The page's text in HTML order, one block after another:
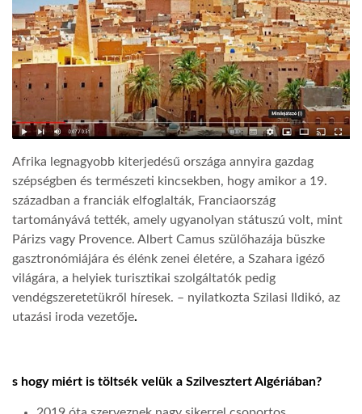
LINKTR.EE
GLOBOZSARU
DOBRAVERO.HU
LATIMO.HU
GLOBOBOOK
Afrika legnagyobb kiterjedésű országa annyira gazdag
szépségben és természeti kincsekben, hogy amikor a 19.
században a franciák elfoglalták, Franciaország
tartományává tették, amely ugyanolyan státuszú volt, mint
Párizs vagy Provence. Albert Camus szülőhazája büszke
gasztronómiájára és élénk zenei életére, a Szahara igéző
világára, a helyiek turisztikai szolgáltatók pedig
vendégszeretetükről híresek. – nyilatkozta Szilasi Ildikó, az
utazási iroda vezetője.
s hogy miért is töltsék velük a Szilvesztert Algériában?